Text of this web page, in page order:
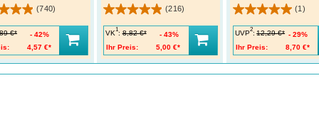
(740)
€*
4,57 €*
42%
(216)
VK
1
: 8,82 €*
Ihr Preis:
5,00 €*
43%
(1)
UVP
2
: 12,29 €*
Ihr Preis:
8,70 €*
29%